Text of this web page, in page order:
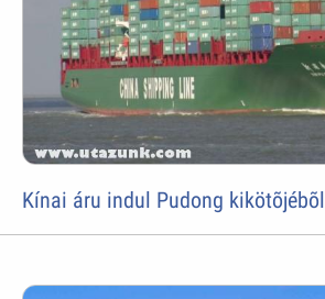
Kínai áru indul Pudong kikötõjébõl